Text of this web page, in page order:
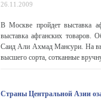
26.11.2009
В Москве пройдет выставка
выставка афганских товаров.
Саид Али Ахмад Мансури. На
высшего сорта, сотканные
Страны Центральной Азии